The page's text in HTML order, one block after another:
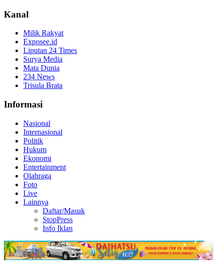
Kanal
Milik Rakyat
Exposee.id
Liputan 24 Times
Surya Media
Mata Dunia
234 News
Trisula Brata
Informasi
Nasional
Internasional
Politik
Hukum
Ekonomi
Entertainment
Olahraga
Foto
Live
Lainnya
Daftar/Masuk
StopPress
Info Iklan